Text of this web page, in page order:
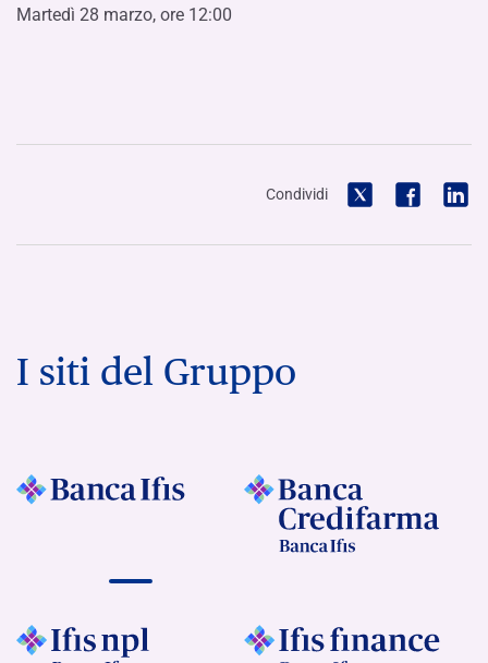
Martedì 28 marzo, ore 12:00
Condividi
I siti del Gruppo